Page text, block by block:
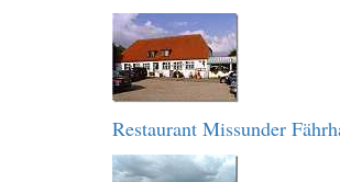
Restaurant Missunder